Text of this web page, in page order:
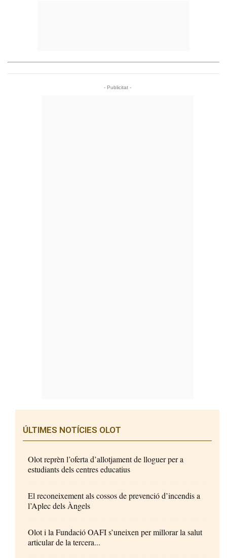
- Publicitat -
ÚLTIMES NOTÍCIES OLOT
Olot reprèn l’oferta d’allotjament de lloguer per a
estudiants dels centres educatius
El reconeixement als cossos de prevenció d’incendis a
l’Aplec dels Àngels
Olot i la Fundació OAFI s’uneixen per millorar la salut
articular de la tercera...